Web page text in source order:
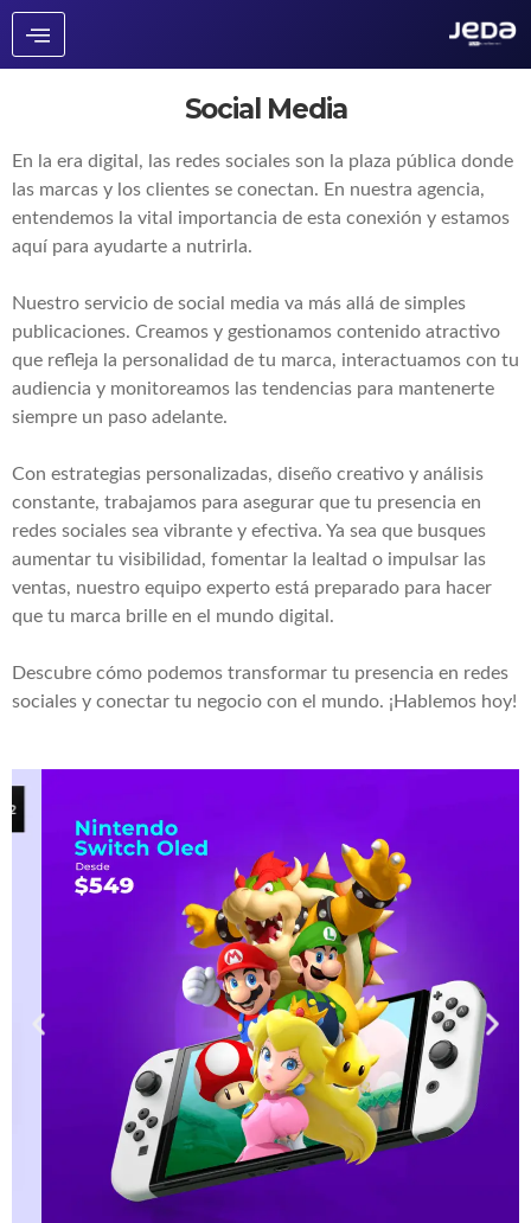
Social Media
En la era digital, las redes sociales son la plaza pública donde
las marcas y los clientes se conectan. En nuestra agencia,
entendemos la vital importancia de esta conexión y estamos
aquí para ayudarte a nutrirla.
Nuestro servicio de social media va más allá de simples
publicaciones. Creamos y gestionamos contenido atractivo
que refleja la personalidad de tu marca, interactuamos con tu
audiencia y monitoreamos las tendencias para mantenerte
siempre un paso adelante.
Con estrategias personalizadas, diseño creativo y análisis
constante, trabajamos para asegurar que tu presencia en
redes sociales sea vibrante y efectiva. Ya sea que busques
aumentar tu visibilidad, fomentar la lealtad o impulsar las
ventas, nuestro equipo experto está preparado para hacer
que tu marca brille en el mundo digital.
Descubre cómo podemos transformar tu presencia en redes
sociales y conectar tu negocio con el mundo. ¡Hablemos hoy!